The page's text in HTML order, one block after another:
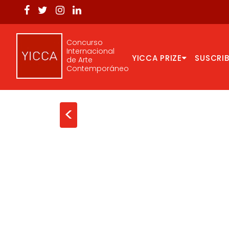
Concurso
Internacional
de Arte
Contemporáneo
YICCA PRIZE
<